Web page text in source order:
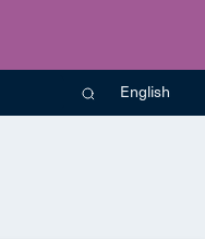
English